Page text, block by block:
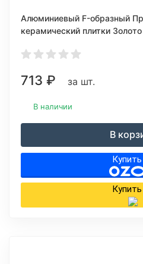
Алюминиевый F-образный
керамический плитки
713 ₽ за шт.
В наличии
В